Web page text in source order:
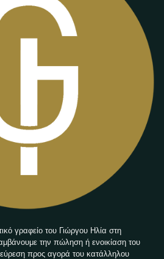
γραφείο του Γιώργου Ηλία στη
την πώληση ή ενοικίαση του
προς αγορά του κατάλληλου